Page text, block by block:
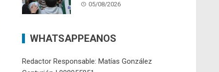
05/08/2026
WHATSAPPEANOS
Redactor Responsable: Matías González